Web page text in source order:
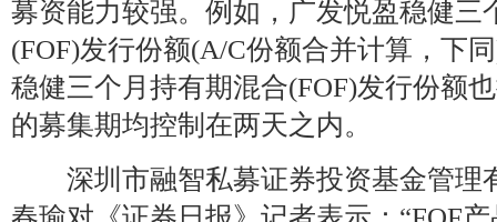
募资能力较强。例如，广发悦盈稳健三
(FOF)发行份额(A/C份额合并计算，下
稳健三个月持有期混合(FOF)发行份额
的募集期均控制在两天之内。
深圳市融智私募证券投资基金管理